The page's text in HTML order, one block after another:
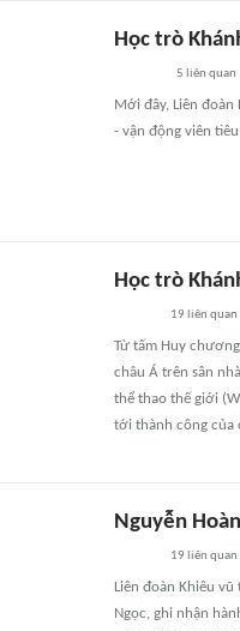
Học trò
5 liên quan
Mới đây, Liên đoàn
- vận động viên
Học trò
19 liên quan
Từ tấm Huy
châu Á trên sân
thể thao thế giới
tới thành công của
Nguyễn
19 liên quan
Liên đoàn Khiêu
Ngọc, ghi nhận